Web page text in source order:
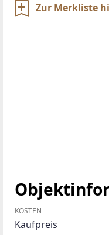
Zur Merkliste
KOSTEN
Kaufpreis